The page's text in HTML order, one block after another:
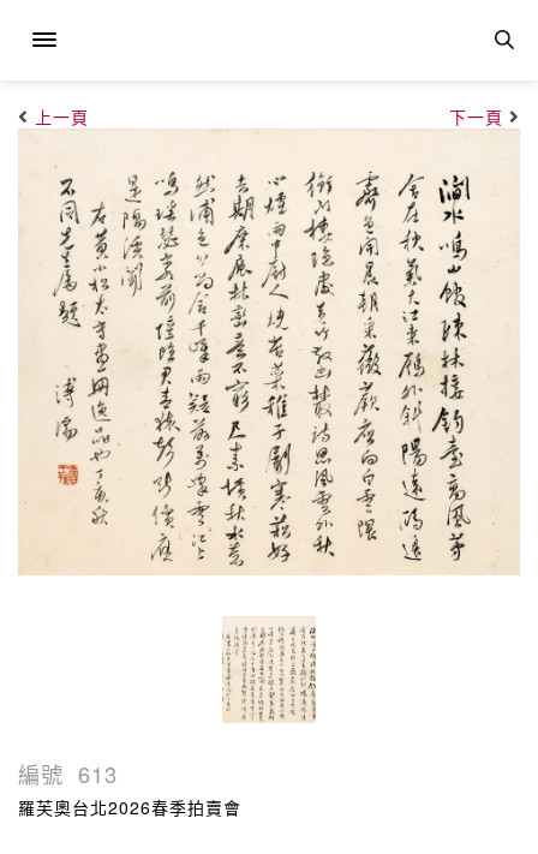
上一頁 下一頁
編號 613
羅芙奧台北2026春季拍賣會